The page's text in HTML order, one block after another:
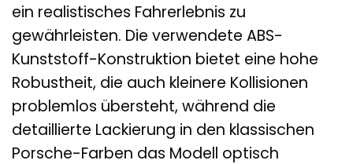
ein realistisches Fahrerlebnis zu
gewährleisten. Die verwendete ABS-
Kunststoff-Konstruktion bietet eine hohe
Robustheit, die auch kleinere Kollisionen
problemlos übersteht, während die
detaillierte Lackierung in den klassischen
Porsche-Farben das Modell optisch